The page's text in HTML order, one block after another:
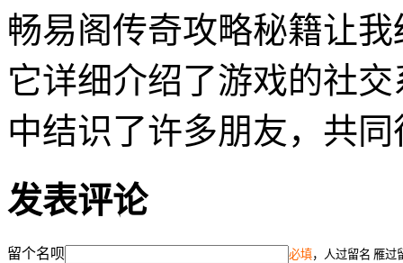
畅易阁传奇攻略秘籍让
它详细介绍了游戏的社
中结识了许多朋友，共
发表评论
留个名呗 必填，人过留名 雁过